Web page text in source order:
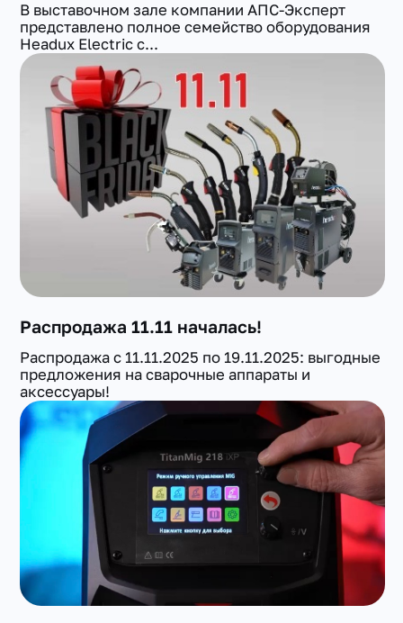
В выставочном зале компании АПС-Эксперт
представлено полное семейство оборудования
Headux Electric с...
Распродажа 11.11 началась!
Распродажа с 11.11.2025 по 19.11.2025: выгодные
предложения на сварочные аппараты и
аксессуары!